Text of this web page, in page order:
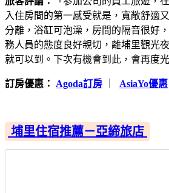
入住房間的第一感受就是，寬敞舒適
分離，浴缸可泡澡，房間的隔音很好
務人員的態度良好親切，離埔里觀光
就可以到。下次有機會到此，會再度光
訂房優惠： Agoda訂房 AsiaYo優惠
埔里住宿推薦－亞締旅店